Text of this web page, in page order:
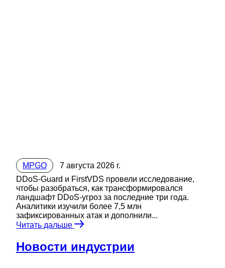
MPGO
7 августа 2026 г.
DDoS‑Guard и FirstVDS провели исследование,
чтобы разобраться, как трансформировался
ландшафт DDoS‑угроз за последние три года.
Аналитики изучили более 7,5 млн
зафиксированных атак и дополнили...
Читать дальше
Новости индустрии